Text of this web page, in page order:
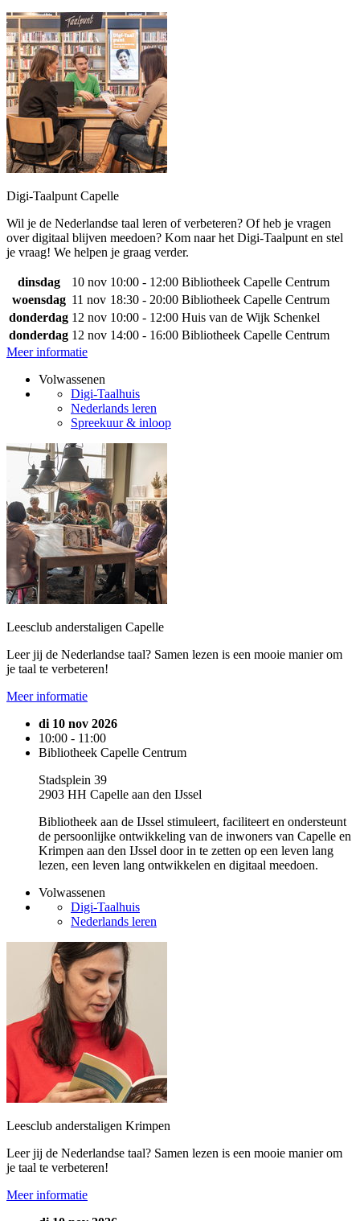
Digi-Taalpunt Capelle
Wil je de Nederlandse taal leren of verbeteren? Of heb je vragen
over digitaal blijven meedoen? Kom naar het Digi-Taalpunt en stel
je vraag! We helpen je graag verder.
dinsdag 10 nov 10:00 - 12:00 Bibliotheek Capelle Centrum
woensdag 11 nov 18:30 - 20:00 Bibliotheek Capelle Centrum
donderdag 12 nov 10:00 - 12:00 Huis van de Wijk Schenkel
donderdag 12 nov 14:00 - 16:00 Bibliotheek Capelle Centrum
Meer informatie
Volwassenen
Digi-Taalhuis
Nederlands leren
Spreekuur & inloop
Leesclub anderstaligen Capelle
Leer jij de Nederlandse taal? Samen lezen is een mooie manier om
je taal te verbeteren!
Meer informatie
di 10 nov 2026
10:00 - 11:00
Bibliotheek Capelle Centrum
Stadsplein 39
2903 HH Capelle aan den IJssel
Bibliotheek aan de IJssel stimuleert, faciliteert en ondersteunt
de persoonlijke ontwikkeling van de inwoners van Capelle en
Krimpen aan den IJssel door in te zetten op een leven lang
lezen, een leven lang ontwikkelen en digitaal meedoen.
Volwassenen
Digi-Taalhuis
Nederlands leren
Leesclub anderstaligen Krimpen
Leer jij de Nederlandse taal? Samen lezen is een mooie manier om
je taal te verbeteren!
Meer informatie